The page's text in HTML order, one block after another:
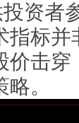
资者
指标
价击
。